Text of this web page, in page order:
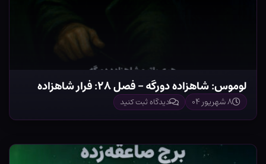
لوموس: شاهزاده دورگه – فصل ۲۸: فرار شاهزاده
۸ شهریور ۰۴ دیدگاه ثبت کنید